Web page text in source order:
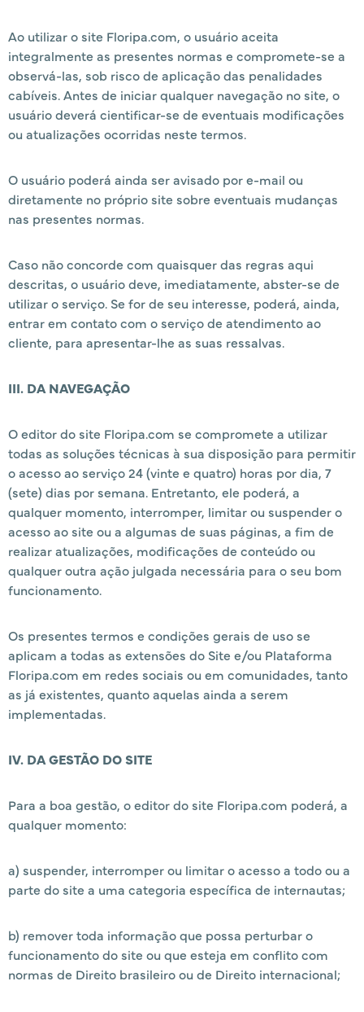
Ao utilizar o site Floripa.com, o usuário aceita
integralmente as presentes normas e compromete-se a
observá-las, sob risco de aplicação das penalidades
cabíveis. Antes de iniciar qualquer navegação no site, o
usuário deverá cientificar-se de eventuais modificações
ou atualizações ocorridas neste termos.
O usuário poderá ainda ser avisado por e-mail ou
diretamente no próprio site sobre eventuais mudanças
nas presentes normas.
Caso não concorde com quaisquer das regras aqui
descritas, o usuário deve, imediatamente, abster-se de
utilizar o serviço. Se for de seu interesse, poderá, ainda,
entrar em contato com o serviço de atendimento ao
cliente, para apresentar-lhe as suas ressalvas.
III. DA NAVEGAÇÃO
O editor do site Floripa.com se compromete a utilizar
todas as soluções técnicas à sua disposição para permitir
o acesso ao serviço 24 (vinte e quatro) horas por dia, 7
(sete) dias por semana. Entretanto, ele poderá, a
qualquer momento, interromper, limitar ou suspender o
acesso ao site ou a algumas de suas páginas, a fim de
realizar atualizações, modificações de conteúdo ou
qualquer outra ação julgada necessária para o seu bom
funcionamento.
Os presentes termos e condições gerais de uso se
aplicam a todas as extensões do Site e/ou Plataforma
Floripa.com em redes sociais ou em comunidades, tanto
as já existentes, quanto aquelas ainda a serem
implementadas.
IV. DA GESTÃO DO SITE
Para a boa gestão, o editor do site Floripa.com poderá, a
qualquer momento:
a) suspender, interromper ou limitar o acesso a todo ou a
parte do site a uma categoria específica de internautas;
b) remover toda informação que possa perturbar o
funcionamento do site ou que esteja em conflito com
normas de Direito brasileiro ou de Direito internacional;